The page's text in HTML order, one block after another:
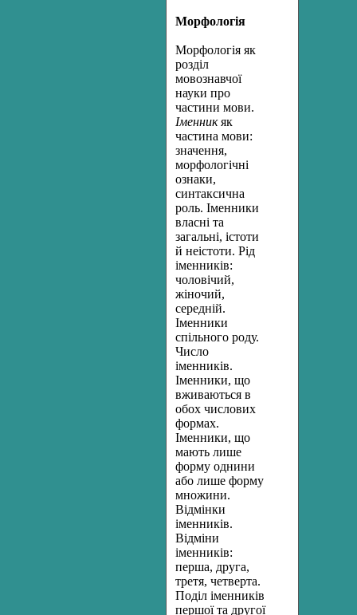
Морфологія
Морфологія як
розділ
мовознавчої
науки про
частини мови.
Іменникяк
частина мови:
значення,
морфологічні
ознаки,
синтаксична
роль. Іменники
власні та
загальні, істоти
й неістоти. Рід
іменників:
чоловічий,
жіночий,
середній.
Іменники
спільного роду.
Число
іменників.
Іменники, що
вживаються в
обох числових
формах.
Іменники, що
мають лише
форму однини
або лише форму
множини.
Відмінки
іменників.
Відміни
іменників:
перша, друга,
третя, четверта.
Поділ іменників
першої та другої